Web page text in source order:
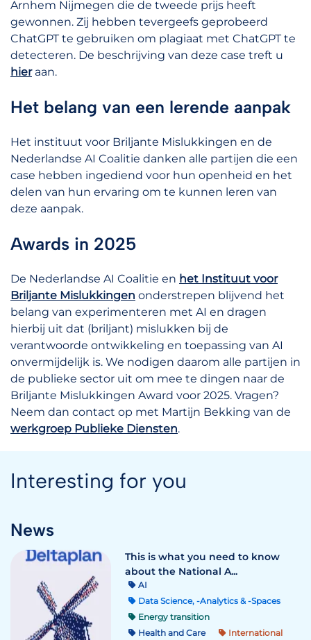
Arnhem Nijmegen die de tweede prijs heeft
gewonnen. Zij hebben tevergeefs geprobeerd
ChatGPT te gebruiken om plagiaat met ChatGPT te
detecteren. De beschrijving van deze case treft u
hieraan.
Het belang van een lerende aanpak
Het instituut voor Briljante Mislukkingen en de
Nederlandse AI Coalitie danken alle partijen die een
case hebben ingediend voor hun openheid en het
delen van hun ervaring om te kunnen leren van
deze aanpak.
Awards in 2025
De Nederlandse AI Coalitie en het Instituut voor
Briljante Mislukkingen onderstrepen blijvend het
belang van experimenteren met AI en dragen
hierbij uit dat (briljant) mislukken bij de
verantwoorde ontwikkeling en toepassing van AI
onvermijdelijk is. We nodigen daarom alle partijen in
de publieke sector uit om mee te dingen naar de
Briljante Mislukkingen Award voor 2025. Vragen?
Neem dan contact op met Martijn Bekking van de
werkgroep Publieke Diensten.
Interesting for you
News
This is what you need to know
about the National A...
AI
Data Science, -Analytics & -Spaces
Energy transition
Health and Care
International